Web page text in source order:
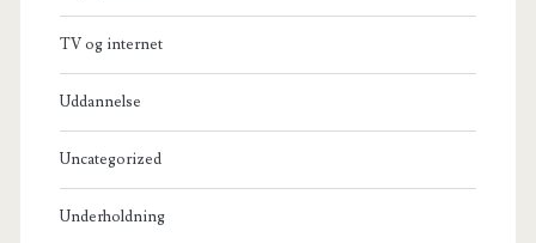
TV og internet
Uddannelse
Uncategorized
Underholdning